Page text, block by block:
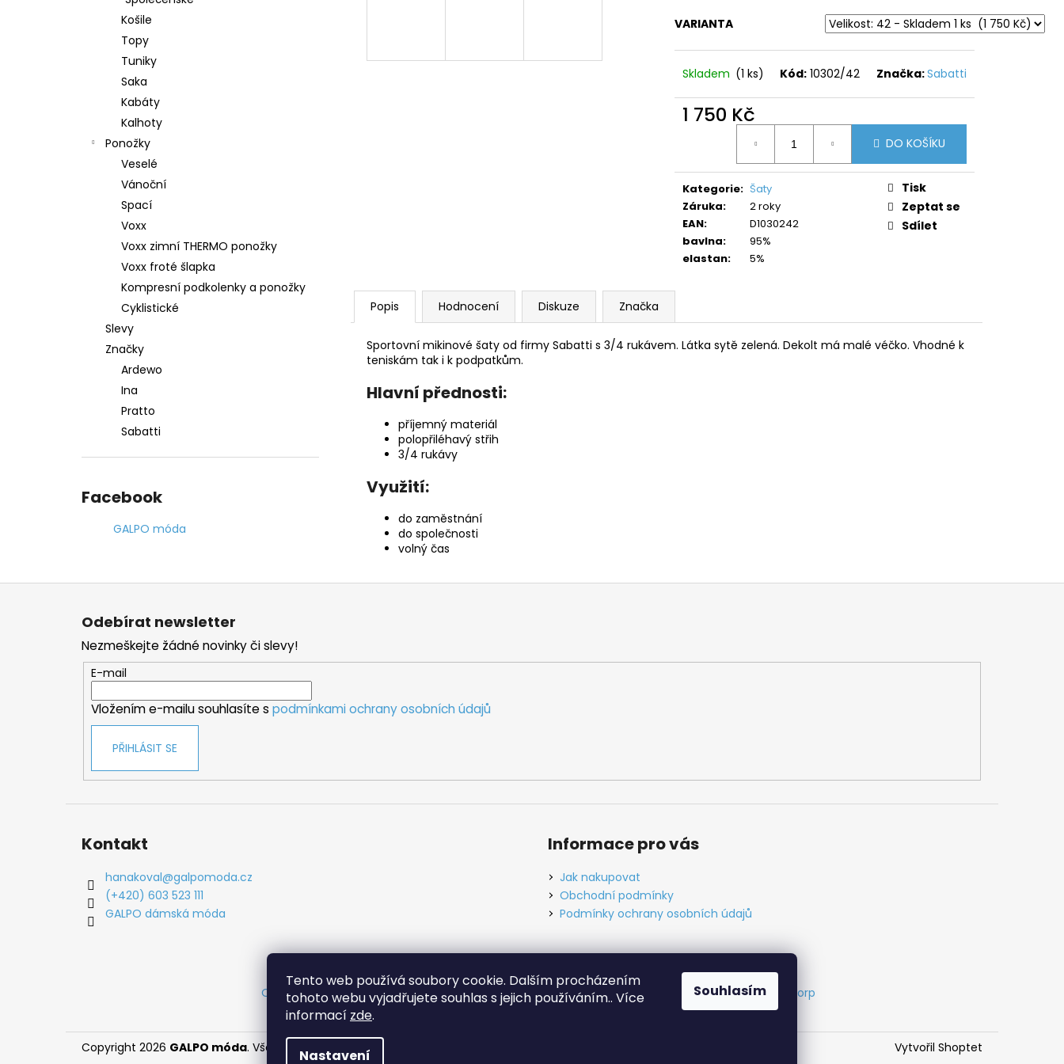
Tento web používá soubory cookie. Dalším procházením
tohoto webu vyjadřujete souhlas s jejich používáním.. Více
informací zde.
Nastavení
Souhlasím
Košile
Topy
Tuniky
Saka
Kabáty
Kalhoty
Ponožky
Veselé
Vánoční
Spací
Voxx
Voxx zimní THERMO ponožky
Voxx froté šlapka
Kompresní podkolenky a ponožky
Cyklistické
Slevy
Značky
Ardewo
Ina
Pratto
Sabatti
Facebook
GALPO móda
VARIANTA
Skladem (1 ks) Kód: 10302/42 Značka:Sabatti
1 750 Kč
DO KOŠÍKU
Kategorie: Šaty
Záruka:
2 roky
EAN:
D1030242
bavlna:
95%
elastan: 5%
Tisk
Zeptat se
Sdílet
Popis Hodnocení Diskuze Značka
Sportovní mikinové šaty od firmy Sabatti s 3/4 rukávem. Látka sytě zelená. Dekolt má malé véčko. Vhodné k
teniskám tak i k podpatkům.
Hlavní přednosti:
příjemný materiál
polopřiléhavý střih
3/4 rukávy
Využití:
do zaměstnání
do společnosti
volný čas
Z
Odebírat newsletter
Nezmeškejte žádné novinky či slevy!
E-mail
Vložením e-mailu souhlasíte s podmínkami ochrany osobních údajů
PŘIHLÁSIT SE
Kontakt
hanakoval@galpomoda.cz
(+420) 603 523 111
GALPO dámská móda
Informace pro vás
Jak nakupovat
Obchodní podmínky
Podmínky ochrany osobních údajů
Obchodní podmínky Ochrana osobních údajů Tabulky velikostí Kontakt O nás Vytvořil Cabakorp
Vytvořil Shoptet
Copyright 2026 GALPO móda. Všechna práva vyhrazena.